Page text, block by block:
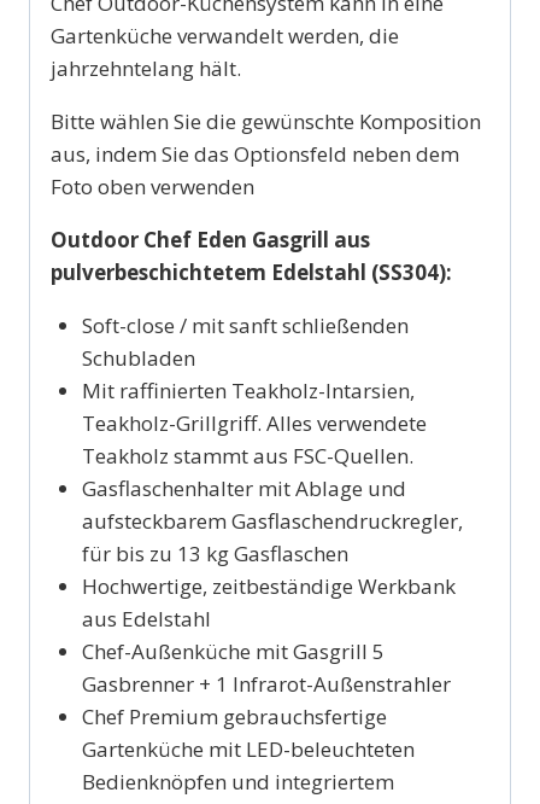
Gartenküche verwandelt werden, die
jahrzehntelang hält.
Bitte wählen Sie die gewünschte Komposition
aus, indem Sie das Optionsfeld neben dem
Foto oben verwenden
Outdoor Chef Eden Gasgrill aus
pulverbeschichtetem Edelstahl (SS304):
Soft-close / mit sanft schließenden
Schubladen
Mit raffinierten Teakholz-Intarsien,
Teakholz-Grillgriff. Alles verwendete
Teakholz stammt aus FSC-Quellen.
Gasflaschenhalter mit Ablage und
aufsteckbarem Gasflaschendruckregler,
für bis zu 13 kg Gasflaschen
Hochwertige, zeitbeständige Werkbank
aus Edelstahl
Chef-Außenküche mit Gasgrill 5
Gasbrenner + 1 Infrarot-Außenstrahler
Chef Premium gebrauchsfertige
Gartenküche mit LED-beleuchteten
Bedienknöpfen und integriertem